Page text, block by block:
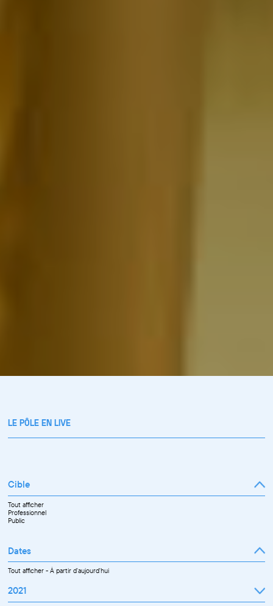
LE PÔLE EN LIVE
Cible
Tout afficher
Professionnel
Public
Dates
Tout afficher-À partir d'aujourd'hui
2021